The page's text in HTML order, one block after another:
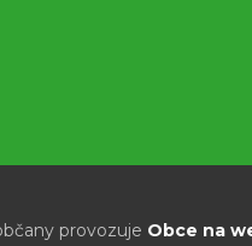
provozuje Obce na